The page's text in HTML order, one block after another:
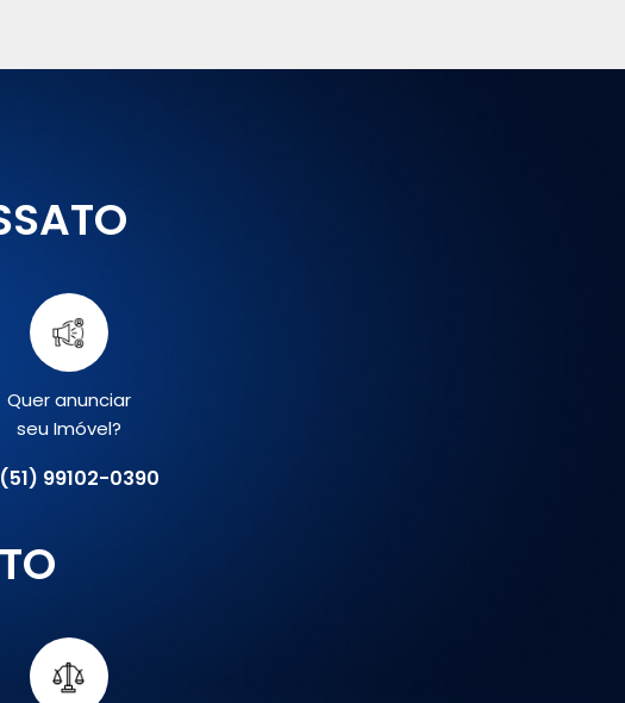
Quer anunciar
seu Imóvel?
(51) 99102-0390